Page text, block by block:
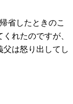
省したときのこ
れたのですが、
父は怒り出してし